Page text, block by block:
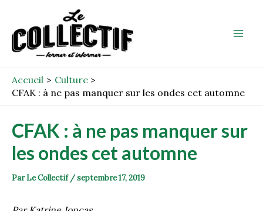
contenu
Accueil
Culture
CFAK : à ne pas manquer sur les ondes cet automne
CFAK : à ne pas manquer sur
les ondes cet automne
ParLe Collectif /septembre 17, 2019
navigation